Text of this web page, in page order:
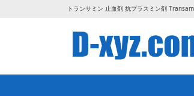
トランサミン 止血剤 抗プラスミン剤